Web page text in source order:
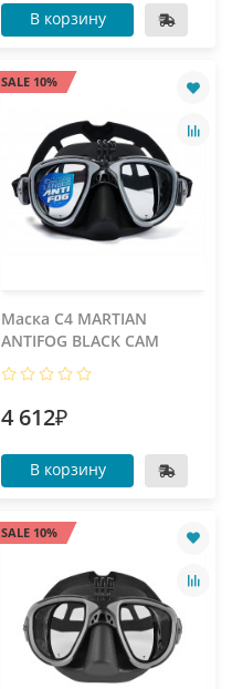
В корзину
SALE 10%
Маска C4 MARTIAN
ANTIFOG BLACK CAM
4 612₽
В корзину
SALE 10%